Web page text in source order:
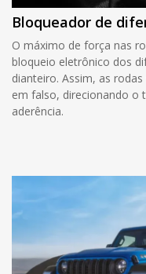
Bloqueador de
O máximo de força nas
bloqueio eletrônico dos
dianteiro. Assim, as
em falso, direcionando o
aderência.